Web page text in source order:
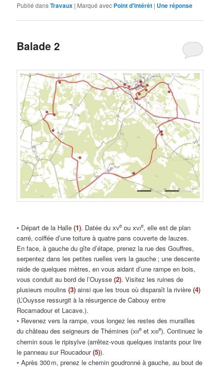
Publié dansTravaux | Marqué avec Point d'intérêt | Uneréponse
Balade 2
• Départ de la Halle(1). Datée duxve ouxvie, elle est de plan
carré, coiffée d’une toiture à quatre pans couverte de lauzes.
En face, à gauche du gîte d’étape, prenez la rue des Gouffres,
serpentez dans les petites ruelles vers la gauche ; une descente
raide de quelques mètres, en vous aidant d’une rampe en bois,
vous conduit au bord de l’Ouysse(2). Visitez les ruines de
plusieurs moulins(3) ainsi que les trous où disparaît la rivière(4)
(L’Ouysse ressurgit à la résurgence de Cabouy entre
Rocamadour et Lacave.).
• Revenez vers la rampe, vous longez les restes des murailles
du château des seigneurs de Thémines (xiie etxiiie). Continuez le
chemin sous le ripisylve (arrêtez-vous quelques instants pour lire
le panneau sur Roucadour(5)).
• Après 300 m, prenez le chemin goudronné à gauche, au bout de